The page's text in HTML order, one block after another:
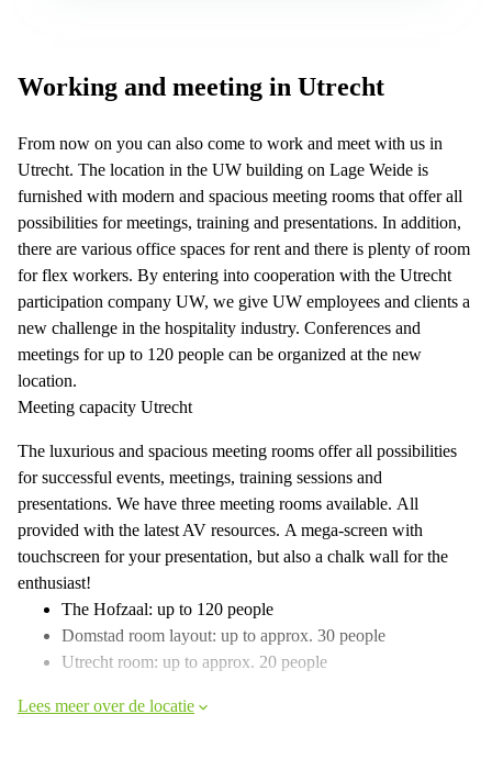
Working and meeting in Utrecht
From now on you can also come to work and meet with us in
Utrecht. The location in the UW building on Lage Weide is
furnished with modern and spacious meeting rooms that offer all
possibilities for meetings, training and presentations. In addition,
there are various office spaces for rent and there is plenty of room
for flex workers. By entering into cooperation with the Utrecht
participation company UW, we give UW employees and clients a
new challenge in the hospitality industry. Conferences and
meetings for up to 120 people can be organized at the new
location.
Meeting capacity Utrecht
The luxurious and spacious meeting rooms offer all possibilities
for successful events, meetings, training sessions and
presentations. We have three meeting rooms available. All
provided with the latest AV resources. A mega-screen with
touchscreen for your presentation, but also a chalk wall for the
enthusiast!
The Hofzaal: up to 120 people
Domstad room layout: up to approx. 30 people
Utrecht room: up to approx. 20 people
Lees meer over de locatie